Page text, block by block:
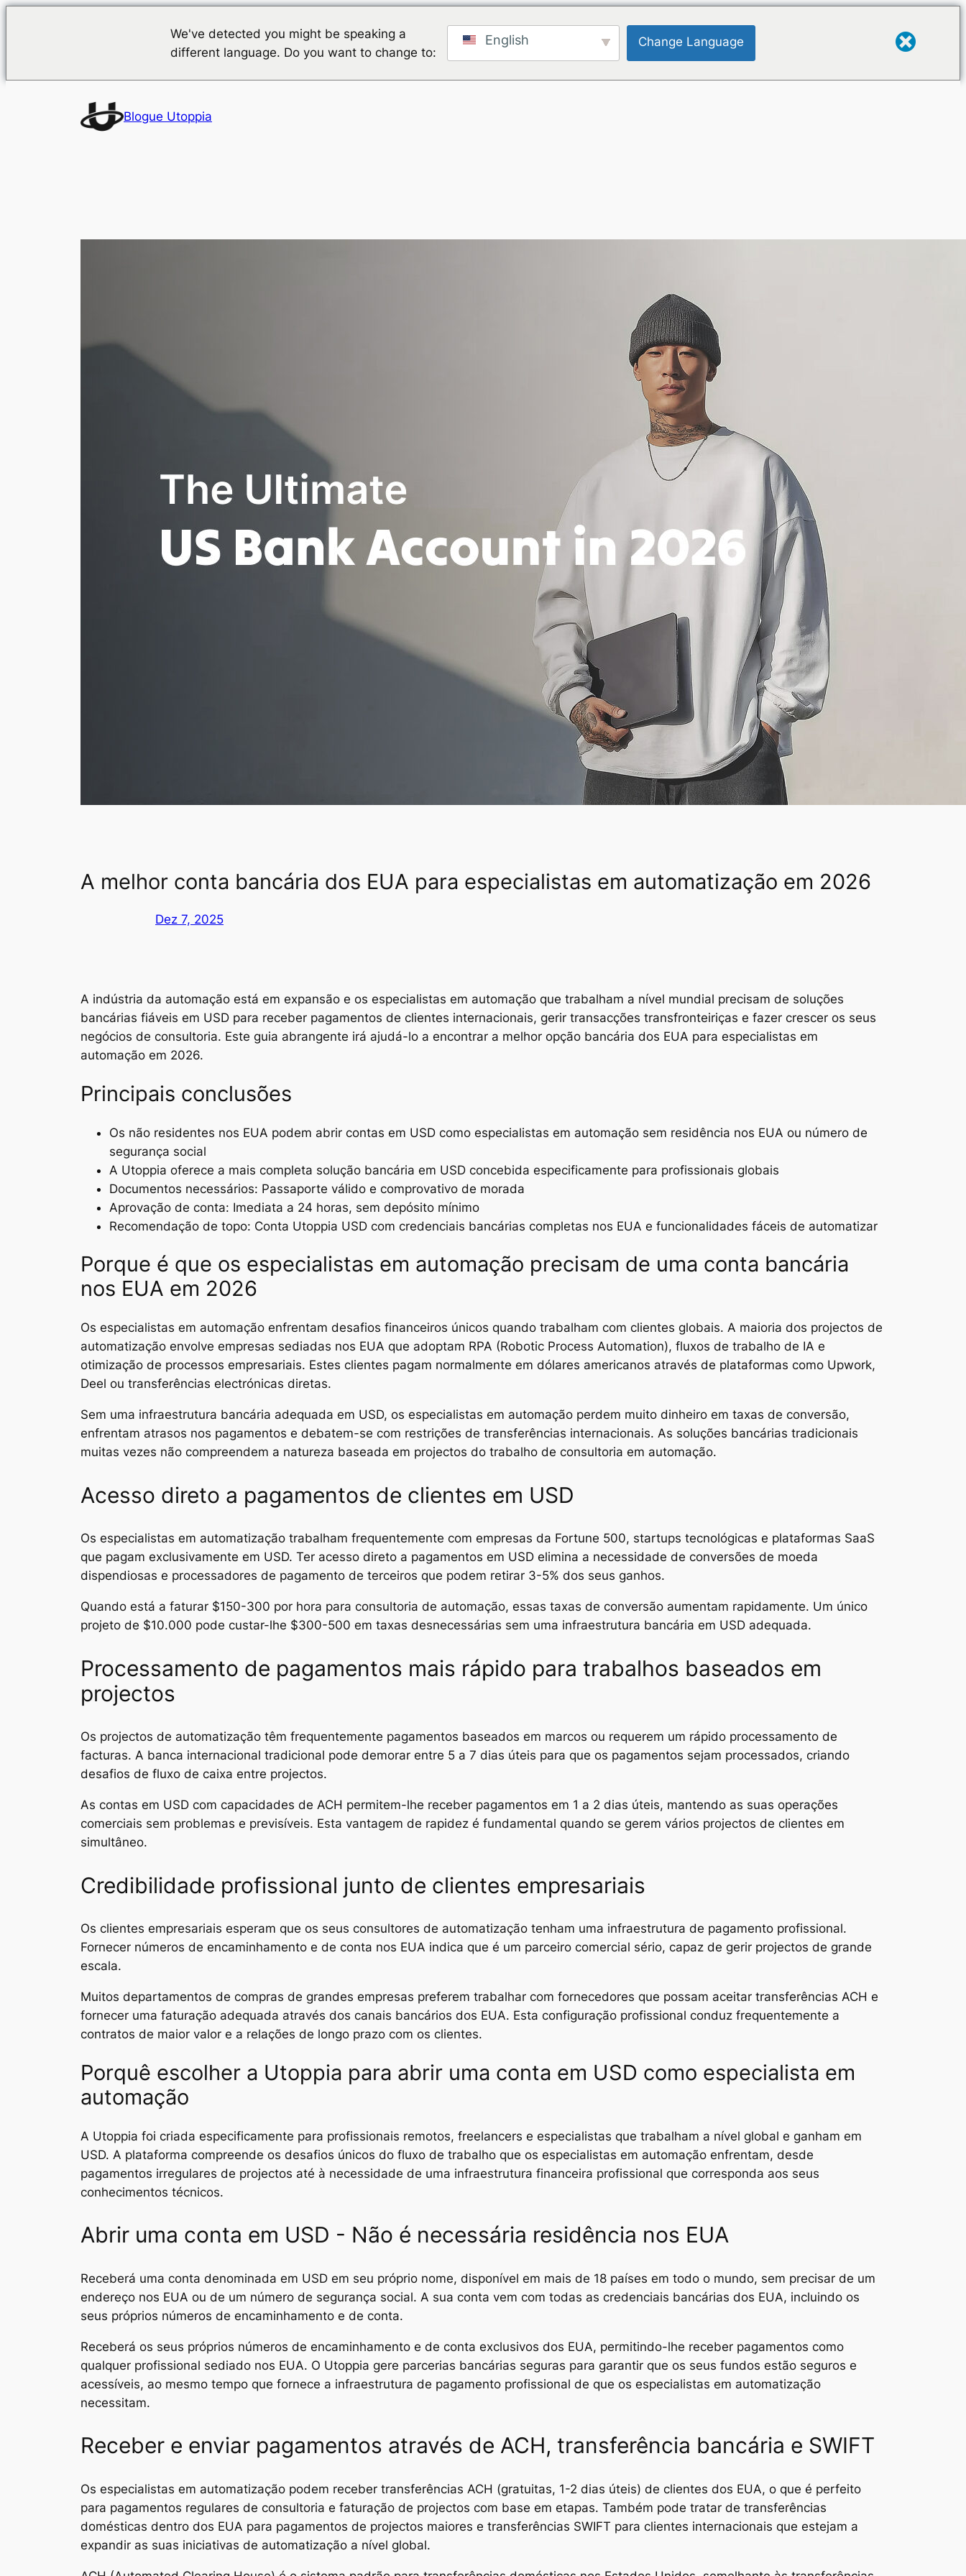
We've detected you might be speaking a
different language. Do you want to change to:
English Change Language
Blogue Utoppia
A melhor conta bancária dos EUA para especialistas em automatização em 2026
Dez 7, 2025
A indústria da automação está em expansão e os especialistas em automação que trabalham a nível mundial precisam de soluções
bancárias fiáveis em USD para receber pagamentos de clientes internacionais, gerir transacções transfronteiriças e fazer crescer os seus
negócios de consultoria. Este guia abrangente irá ajudá-lo a encontrar a melhor opção bancária dos EUA para especialistas em
automação em 2026.
Principais conclusões
Os não residentes nos EUA podem abrir contas em USD como especialistas em automação sem residência nos EUA ou número de
segurança social
A Utoppia oferece a mais completa solução bancária em USD concebida especificamente para profissionais globais
Documentos necessários: Passaporte válido e comprovativo de morada
Aprovação de conta: Imediata a 24 horas, sem depósito mínimo
Recomendação de topo: Conta Utoppia USD com credenciais bancárias completas nos EUA e funcionalidades fáceis de automatizar
Porque é que os especialistas em automação precisam de uma conta bancária
nos EUA em 2026
Os especialistas em automação enfrentam desafios financeiros únicos quando trabalham com clientes globais. A maioria dos projectos de
automatização envolve empresas sediadas nos EUA que adoptam RPA (Robotic Process Automation), fluxos de trabalho de IA e
otimização de processos empresariais. Estes clientes pagam normalmente em dólares americanos através de plataformas como Upwork,
Deel ou transferências electrónicas diretas.
Sem uma infraestrutura bancária adequada em USD, os especialistas em automação perdem muito dinheiro em taxas de conversão,
enfrentam atrasos nos pagamentos e debatem-se com restrições de transferências internacionais. As soluções bancárias tradicionais
muitas vezes não compreendem a natureza baseada em projectos do trabalho de consultoria em automação.
Acesso direto a pagamentos de clientes em USD
Os especialistas em automatização trabalham frequentemente com empresas da Fortune 500, startups tecnológicas e plataformas SaaS
que pagam exclusivamente em USD. Ter acesso direto a pagamentos em USD elimina a necessidade de conversões de moeda
dispendiosas e processadores de pagamento de terceiros que podem retirar 3-5% dos seus ganhos.
Quando está a faturar $150-300 por hora para consultoria de automação, essas taxas de conversão aumentam rapidamente. Um único
projeto de $10.000 pode custar-lhe $300-500 em taxas desnecessárias sem uma infraestrutura bancária em USD adequada.
Processamento de pagamentos mais rápido para trabalhos baseados em
projectos
Os projectos de automatização têm frequentemente pagamentos baseados em marcos ou requerem um rápido processamento de
facturas. A banca internacional tradicional pode demorar entre 5 a 7 dias úteis para que os pagamentos sejam processados, criando
desafios de fluxo de caixa entre projectos.
As contas em USD com capacidades de ACH permitem-lhe receber pagamentos em 1 a 2 dias úteis, mantendo as suas operações
comerciais sem problemas e previsíveis. Esta vantagem de rapidez é fundamental quando se gerem vários projectos de clientes em
simultâneo.
Credibilidade profissional junto de clientes empresariais
Os clientes empresariais esperam que os seus consultores de automatização tenham uma infraestrutura de pagamento profissional.
Fornecer números de encaminhamento e de conta nos EUA indica que é um parceiro comercial sério, capaz de gerir projectos de grande
escala.
Muitos departamentos de compras de grandes empresas preferem trabalhar com fornecedores que possam aceitar transferências ACH e
fornecer uma faturação adequada através dos canais bancários dos EUA. Esta configuração profissional conduz frequentemente a
contratos de maior valor e a relações de longo prazo com os clientes.
Porquê escolher a Utoppia para abrir uma conta em USD como especialista em
automação
A Utoppia foi criada especificamente para profissionais remotos, freelancers e especialistas que trabalham a nível global e ganham em
USD. A plataforma compreende os desafios únicos do fluxo de trabalho que os especialistas em automação enfrentam, desde
pagamentos irregulares de projectos até à necessidade de uma infraestrutura financeira profissional que corresponda aos seus
conhecimentos técnicos.
Abrir uma conta em USD - Não é necessária residência nos EUA
Receberá uma conta denominada em USD em seu próprio nome, disponível em mais de 18 países em todo o mundo, sem precisar de um
endereço nos EUA ou de um número de segurança social. A sua conta vem com todas as credenciais bancárias dos EUA, incluindo os
seus próprios números de encaminhamento e de conta.
Receberá os seus próprios números de encaminhamento e de conta exclusivos dos EUA, permitindo-lhe receber pagamentos como
qualquer profissional sediado nos EUA. O Utoppia gere parcerias bancárias seguras para garantir que os seus fundos estão seguros e
acessíveis, ao mesmo tempo que fornece a infraestrutura de pagamento profissional de que os especialistas em automatização
necessitam.
Receber e enviar pagamentos através de ACH, transferência bancária e SWIFT
Os especialistas em automatização podem receber transferências ACH (gratuitas, 1-2 dias úteis) de clientes dos EUA, o que é perfeito
para pagamentos regulares de consultoria e faturação de projectos com base em etapas. Também pode tratar de transferências
domésticas dentro dos EUA para pagamentos de projectos maiores e transferências SWIFT para clientes internacionais que estejam a
expandir as suas iniciativas de automatização a nível global.